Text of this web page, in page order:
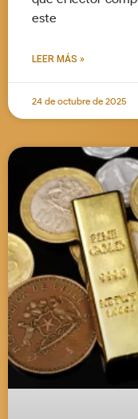
este
LEER MÁS »
24 de octubre de 2025